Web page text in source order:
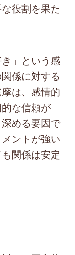
役割を果た
」という感
係に対する
は、感情的
な信頼が
深める要因で
ントが強い
関係は安定